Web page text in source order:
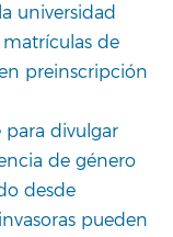
universidad
de
preinscripción
para divulgar
de género
desde
pueden